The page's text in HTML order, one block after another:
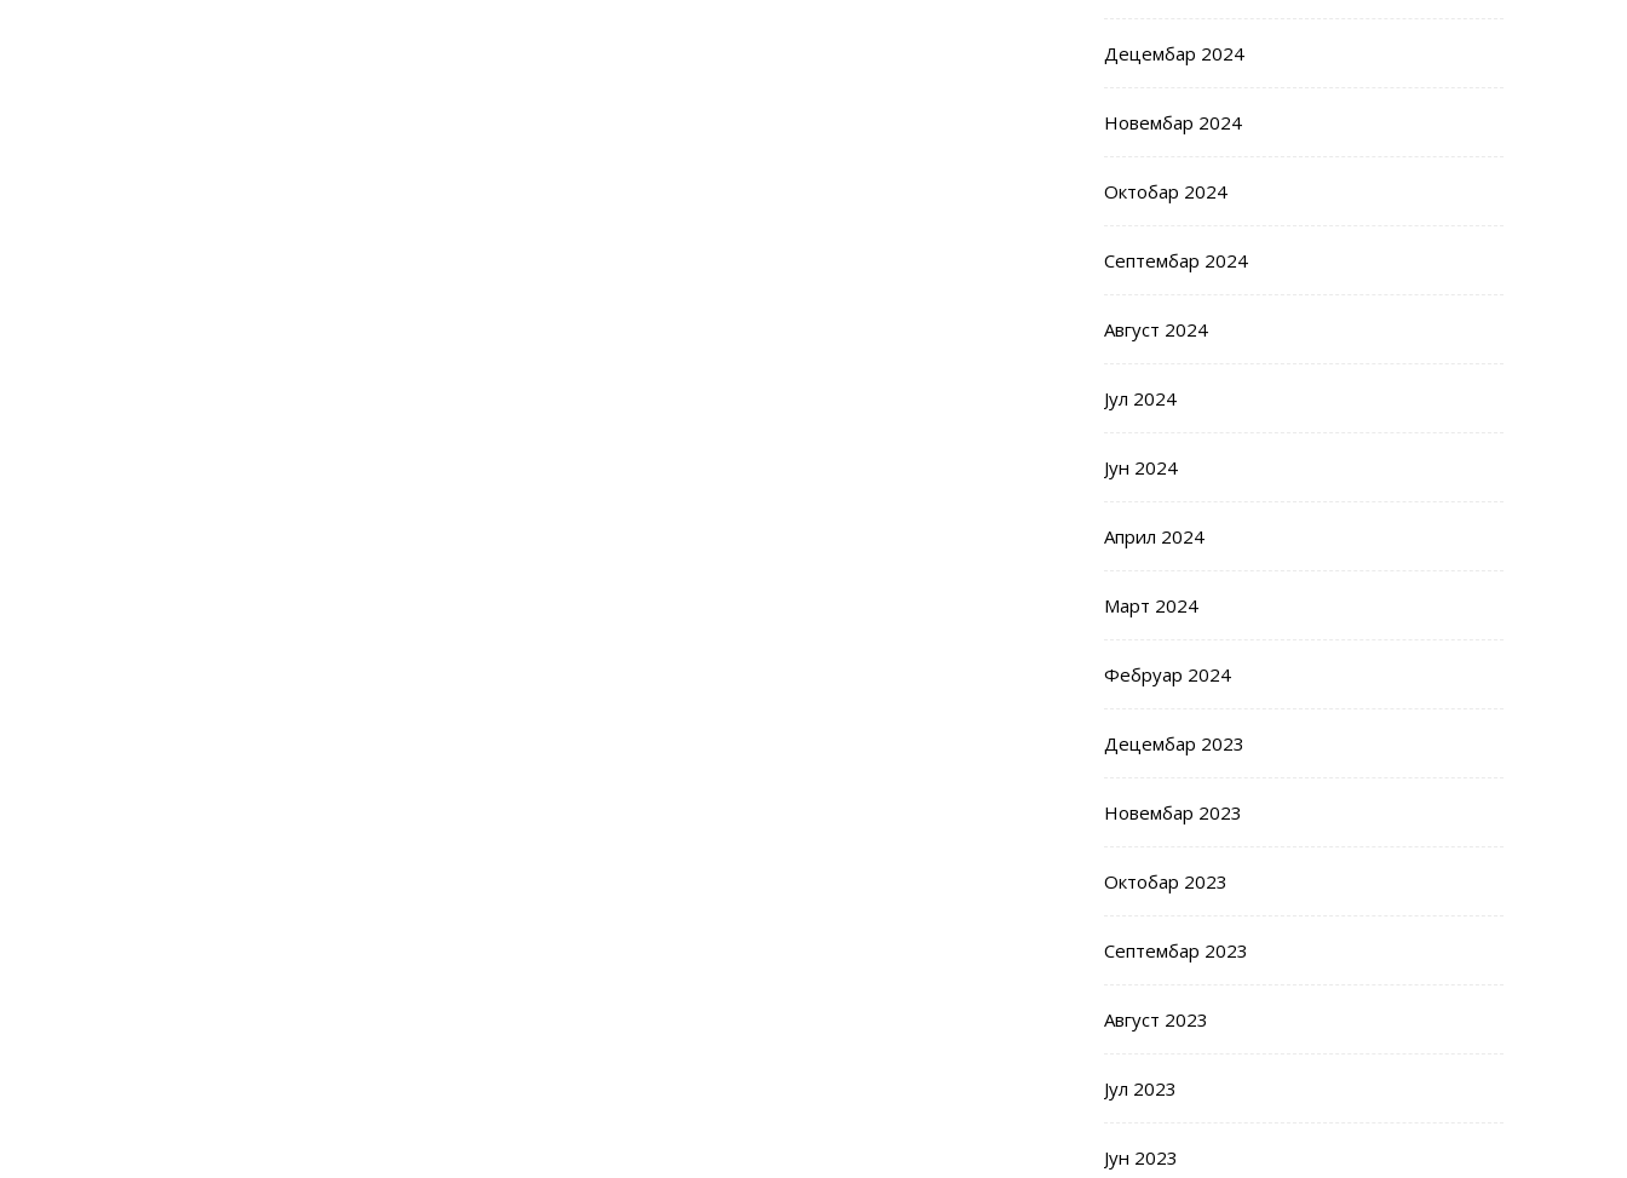
Децембар 2024
Новембар 2024
Октобар 2024
Септембар 2024
Август 2024
Јул 2024
Јун 2024
Април 2024
Март 2024
Фебруар 2024
Децембар 2023
Новембар 2023
Октобар 2023
Септембар 2023
Август 2023
Јул 2023
Јун 2023